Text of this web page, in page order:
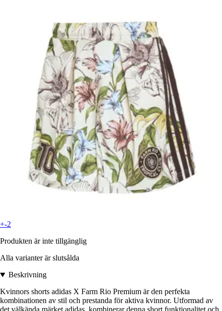
+-2
Produkten är inte tillgänglig
Alla varianter är slutsålda
Beskrivning
Kvinnors shorts adidas X Farm Rio Premium är den perfekta
kombinationen av stil och prestanda för aktiva kvinnor. Utformad av